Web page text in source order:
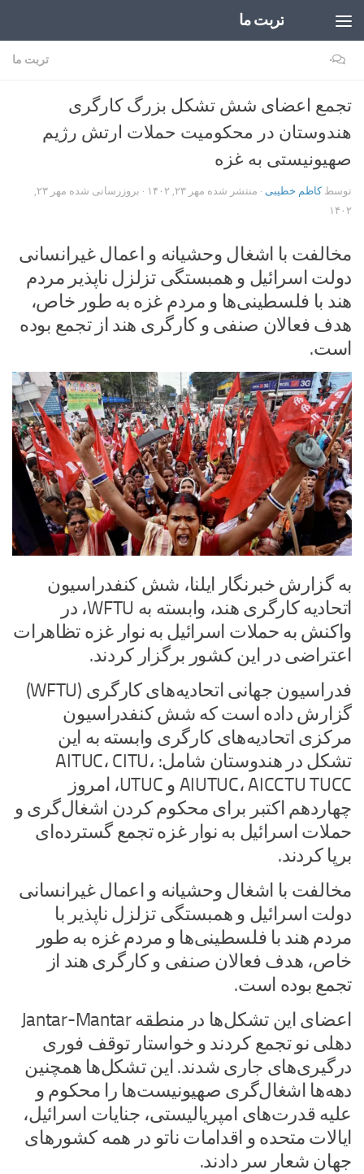
تربت ما
تربت ما ۰
تجمع اعضای شش تشکل بزرگ کارگری
هندوستان در محکومیت حملات ارتش رژیم
صهیونیستی به غزه
توسطکاظم خطیبی · منتشر شده مهر ۲۳, ۱۴۰۲ · بروزرسانی شده
مهر ۲۳,
۱۴۰۲
مخالفت با اشغال وحشیانه و اعمال غیرانسانی
دولت اسرائیل و همبستگی تزلزل ناپذیر مردم
هند با فلسطینی‌ها و مردم غزه به طور خاص،
هدف فعالان صنفی و کارگری هند از تجمع بوده
است.
به گزارش خبرنگار ایلنا، شش کنفدراسیون
اتحادیه کارگری هند، وابسته به WFTU، در
واکنش به حملات اسرائیل به نوار غزه تظاهرات
اعتراضی در این کشور برگزار کردند.
فدراسیون جهانی اتحادیه‌های کارگری (WFTU)
گزارش داده است که شش کنفدراسیون
مرکزی اتحادیه‌های کارگری وابسته به این
تشکل در هندوستان شامل: AITUC، CITU،
AIUTUC، AICCTU TUCC و UTUC، امروز
چهاردهم اکتبر برای محکوم کردن اشغال‌گری و
حملات اسرائیل به نوار غزه تجمع گسترده‌ای
برپا کردند.
مخالفت با اشغال وحشیانه و اعمال غیرانسانی
دولت اسرائیل و همبستگی تزلزل ناپذیر با
مردم هند با فلسطینی‌ها و مردم غزه به طور
خاص، هدف فعالان صنفی و کارگری هند از
تجمع بوده است.
اعضای این تشکل‌ها در منطقه Jantar-Mantar
دهلی نو تجمع کردند و خواستار توقف فوری
درگیری‌های جاری شدند. این تشکل‌ها همچنین
دهه‌ها اشغال‌گری صهیونیست‌ها را محکوم و
علیه قدرت‌های امپریالیستی، جنایات اسرائیل،
ایالات متحده و اقدامات ناتو در همه کشورهای
جهان شعار سر دادند.